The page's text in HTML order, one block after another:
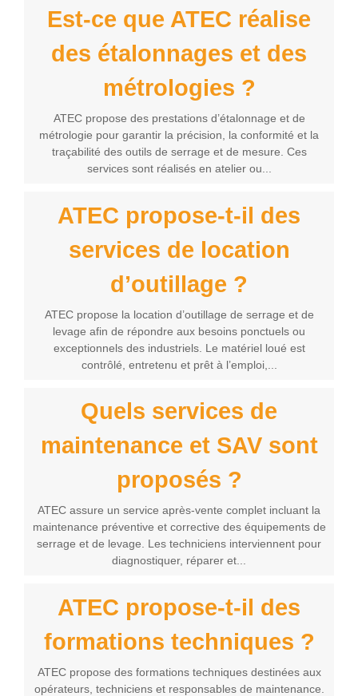
Est-ce que ATEC réalise
des étalonnages et des
métrologies ?
ATEC propose des prestations d’étalonnage et de
métrologie pour garantir la précision, la conformité et la
traçabilité des outils de serrage et de mesure. Ces
services sont réalisés en atelier ou...
ATEC propose-t-il des
services de location
d’outillage ?
ATEC propose la location d’outillage de serrage et de
levage afin de répondre aux besoins ponctuels ou
exceptionnels des industriels. Le matériel loué est
contrôlé, entretenu et prêt à l’emploi,...
Quels services de
maintenance et SAV sont
proposés ?
ATEC assure un service après-vente complet incluant la
maintenance préventive et corrective des équipements de
serrage et de levage. Les techniciens interviennent pour
diagnostiquer, réparer et...
ATEC propose-t-il des
formations techniques ?
ATEC propose des formations techniques destinées aux
opérateurs, techniciens et responsables de maintenance.